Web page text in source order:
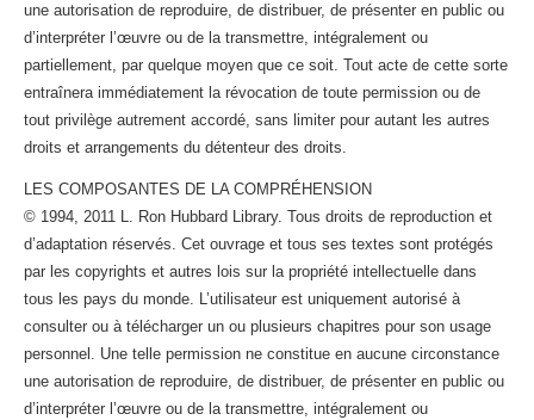
une autorisation de reproduire, de distribuer, de présenter en public ou
d’interpréter l’œuvre ou de la transmettre, intégralement ou
partiellement, par quelque moyen que ce soit. Tout acte de cette sorte
entraînera immédiatement la révocation de toute permission ou de
tout privilège autrement accordé, sans limiter pour autant les autres
droits et arrangements du détenteur des droits.
LES COMPOSANTES DE LA COMPRÉHENSION
© 1994, 2011 L. Ron Hubbard Library. Tous droits de reproduction et
d’adaptation réservés. Cet ouvrage et tous ses textes sont protégés
par les copyrights et autres lois sur la propriété intellectuelle dans
tous les pays du monde. L’utilisateur est uniquement autorisé à
consulter ou à télécharger un ou plusieurs chapitres pour son usage
personnel. Une telle permission ne constitue en aucune circonstance
une autorisation de reproduire, de distribuer, de présenter en public ou
d’interpréter l’œuvre ou de la transmettre, intégralement ou